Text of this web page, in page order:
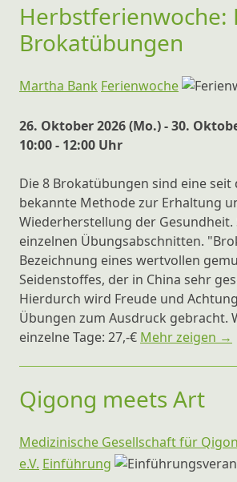
Herbstferienwoche:
Brokatübungen
Martha Bank Ferienwoche
26. Oktober 2026 (Mo.) - 30.
10:00 - 12:00 Uhr
Die 8 Brokatübungen sind eine
bekannte Methode zur Erhaltung
Wiederherstellung der Gesundheit.
einzelnen Übungsabschnitten.
Bezeichnung eines wertvollen
Seidenstoffes, der in China sehr
Hierdurch wird Freude und
Übungen zum Ausdruck gebracht.
einzelne Tage: 27,-€ Mehr zeigen →
Qigong meets Art
Medizinische Gesellschaft für
e.V. Einführung